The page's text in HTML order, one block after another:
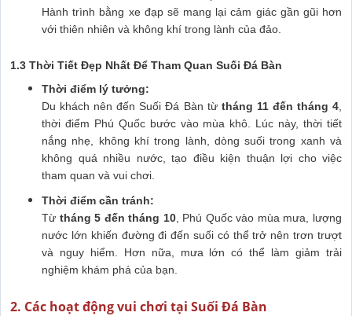
Hành trình bằng xe đạp sẽ mang lại cảm giác gần gũi hơn
với thiên nhiên và không khí trong lành của đảo.
1.3 Thời Tiết Đẹp Nhất Để Tham Quan Suối Đá Bàn
Thời điểm lý tưởng:
Du khách nên đến Suối Đá Bàn từ tháng 11 đến tháng 4
thời điểm Phú Quốc bước vào mùa khô. Lúc này, thời tiết
nắng nhẹ, không khí trong lành, dòng suối trong xanh và
không quá nhiều nước, tạo điều kiện thuận lợi cho việc
tham quan và vui chơi.
Thời điểm cần tránh:
Từ tháng 5 đến tháng 10, Phú Quốc vào mùa mưa, lượng
nước lớn khiến đường đi đến suối có thể trở nên trơn trượt
và nguy hiểm. Hơn nữa, mưa lớn có thể làm giảm trải
nghiệm khám phá của bạn.
2. Các hoạt động vui chơi tại Suối Đá Bàn